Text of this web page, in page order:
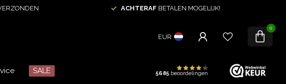
ACHTERAF BETALEN MOGELIJK!
EUR
0
SALE 5685 beoordelingen